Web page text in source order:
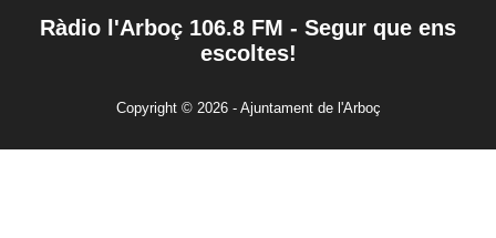
Ràdio l'Arboç 106.8 FM - Segur que ens
escoltes!
Copyright © 2026 - Ajuntament de l'Arboç